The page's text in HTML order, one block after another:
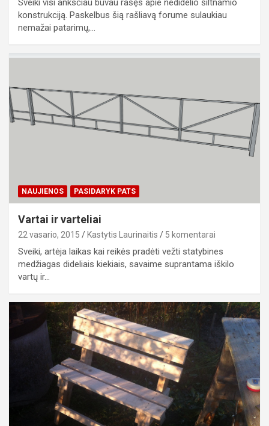
konstrukciją. Paskelbus šią rašliavą forume sulaukiau
nemažai patarimų,…
NAUJIENOS PASIDARYK PATS
Vartai ir varteliai
22 vasario, 2015 Kastytis Laurinaitis 5 komentarai
Sveiki, artėja laikas kai reikės pradėti vežti statybines
medžiagas dideliais kiekiais, savaime suprantama iškilo
vartų ir…